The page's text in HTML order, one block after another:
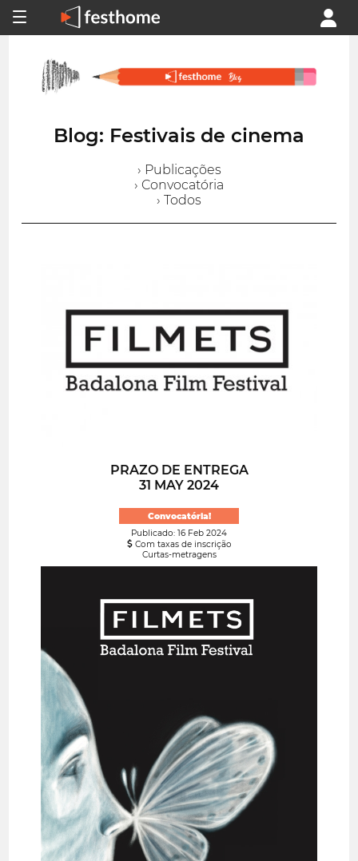
Blog: Festivais de cinema
› Publicações
› Convocatória
› Todos
PRAZO DE ENTREGA
31 MAY 2024
Convocatória!
Publicado: 16 Feb 2024
Com taxas de inscrição
Curtas-metragens